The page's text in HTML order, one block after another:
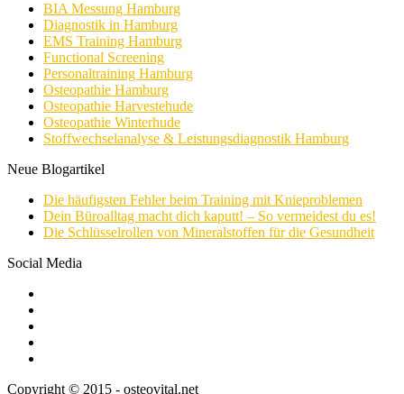
BIA Messung Hamburg
Diagnostik in Hamburg
EMS Training Hamburg
Functional Screening
Personaltraining Hamburg
Osteopathie Hamburg
Osteopathie Harvestehude
Osteopathie Winterhude
Stoffwechselanalyse & Leistungsdiagnostik Hamburg
Neue Blogartikel
Die häufigsten Fehler beim Training mit Knieproblemen
Dein Büroalltag macht dich kaputt! – So vermeidest du es!
Die Schlüsselrollen von Mineralstoffen für die Gesundheit
Social Media
Copyright © 2015 - osteovital.net